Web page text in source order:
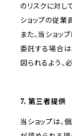
のリスクに対し
ショップの従業
また、当ショッ
委託する場合
図られるよう、
7. 第三者提供
当ショップは